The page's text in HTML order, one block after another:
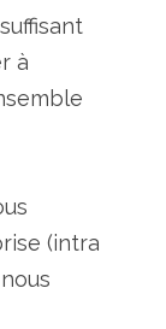
à
(intra